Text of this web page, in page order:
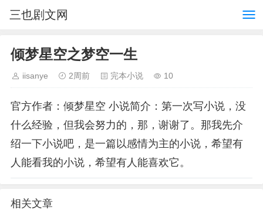
三也剧文网
倾梦星空之梦空一生
iisanye 2周前 完本小说 10
官方作者：倾梦星空 小说简介：第一次写小说，没
什么经验，但我会努力的，那，谢谢了。那我先介
绍一下小说吧，是一篇以感情为主的小说，希望有
人能看我的小说，希望有人能喜欢它。
相关文章